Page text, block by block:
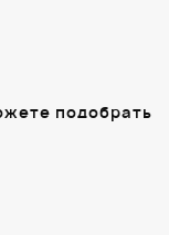
подобрать